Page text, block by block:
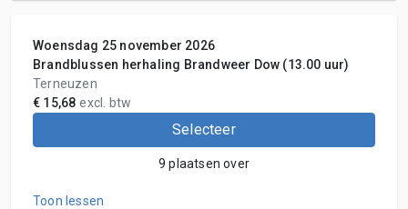
Woensdag 25 november 2026
Brandblussen herhaling Brandweer Dow (13.00 uur)
Terneuzen
€ 15,68 excl. btw
Selecteer
9 plaatsen over
Toon lessen